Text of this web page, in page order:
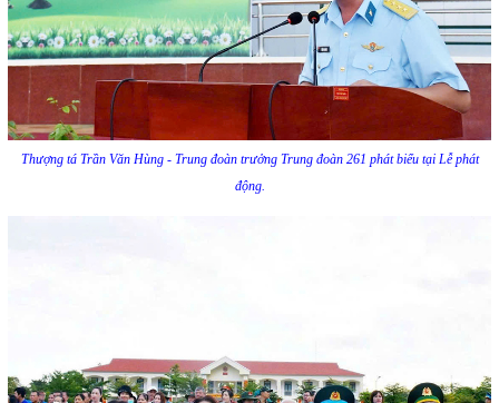
Thượng tá Trần Văn Hùng - Trung đoàn trưởng Trung đoàn 261 phát biểu tại Lễ phát
động.